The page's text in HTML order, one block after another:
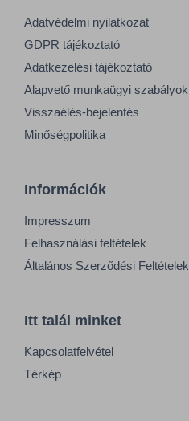
Adatvédelmi nyilatkozat
GDPR tájékoztató
Adatkezelési tájékoztató
Alapvető munkaügyi szabályok
Visszaélés-bejelentés
Minőségpolitika
Információk
Impresszum
Felhasználási feltételek
Általános Szerződési Feltételek
Itt talál minket
Kapcsolatfelvétel
Térkép